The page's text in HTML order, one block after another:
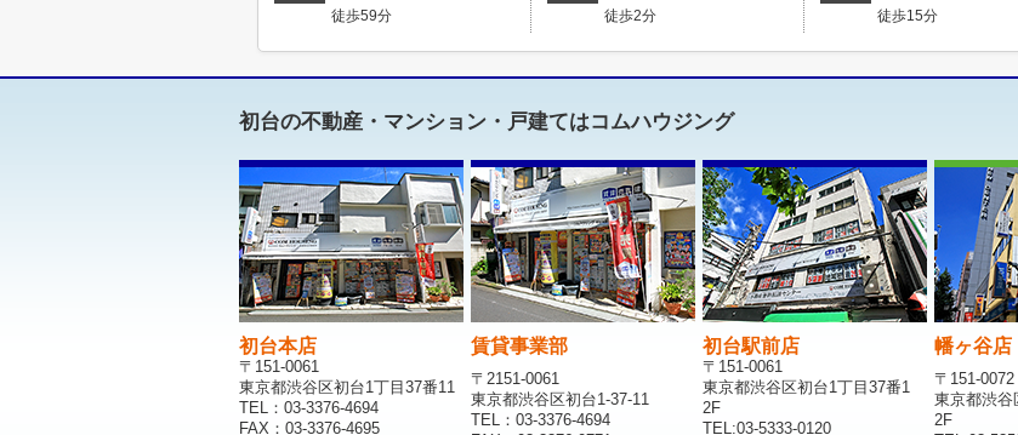
徒歩59分
徒歩2分
徒歩15分
初台の不動産・マンション・戸建てはコムハウジング
初台本店
〒151-0061
東京都渋谷区初台1丁目37番11
TEL：03-3376-4694
FAX：03-3376-4695
賃貸事業部
〒2151-0061
東京都渋谷区初台1-37-11
TEL：03-3376-4694
初台駅前店
〒151-0061
東京都渋谷区初台1丁目37番1
2F
TEL:03-5333-0120
幡ヶ谷店
〒151-0072
東京都渋谷
2F